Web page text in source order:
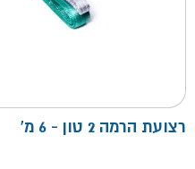
רצועת הרמה 2 טון - 6 מ'